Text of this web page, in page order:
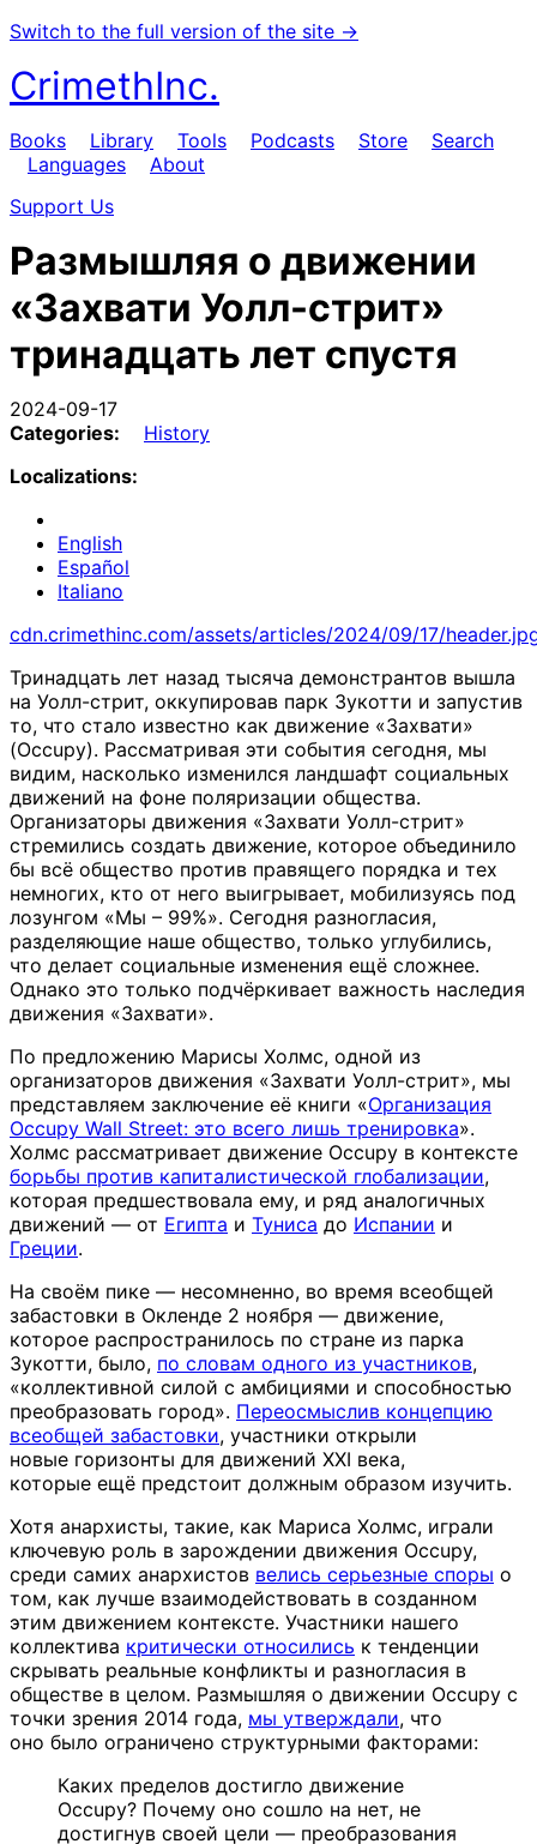
Switch to the full version of the site →
CrimethInc.
Books Library Tools Podcasts Store
Search
Languages
About
Support Us
Размышляя о движении
«Захвати Уолл-стрит»
тринадцать лет спустя
2024-09-17
Categories:
History
Localizations:
English
Español
Italiano
cdn.crimethinc.com/assets/articles/2024/09/17/
Тринадцать лет назад тысяча демонстрантов вышла
на Уолл-стрит, оккупировав парк Зукотти и запустив
то, что стало известно как движение «Захвати»
(Occupy). Рассматривая эти события сегодня, мы
видим, насколько изменился ландшафт социальных
движений на фоне поляризации общества.
Организаторы движения «Захвати Уолл-стрит»
стремились создать движение, которое объединило
бы всё общество против правящего порядка и тех
немногих, кто от него выигрывает, мобилизуясь под
лозунгом «Мы – 99%». Сегодня разногласия,
разделяющие наше общество, только углубились,
что делает социальные изменения ещё сложнее.
Однако это только подчёркивает важность наследия
движения «Захвати».
По предложению Марисы Холмс, одной из
организаторов движения «Захвати Уолл-стрит», мы
представляем заключение её книги «Организация
Occupy Wall Street: это всего лишь тренировка».
Холмс рассматривает движение Occupy в контексте
борьбы против капиталистической глобализации,
которая предшествовала ему, и ряд аналогичных
движений — от Египта и Туниса до Испании и
Греции.
На своём пике — несомненно, во время всеобщей
забастовки в Окленде 2 ноября — движение,
которое распространилось по стране из парка
Зукотти, было, по словам одного из участников,
«коллективной силой с амбициями и способностью
преобразовать город». Переосмыслив концепцию
всеобщей забастовки, участники открыли
новые горизонты для движений XXI века,
которые ещё предстоит должным образом изучить.
Хотя анархисты, такие, как Мариса Холмс, играли
ключевую роль в зарождении движения Occupy,
среди самих анархистов велись серьезные споры о
том, как лучше взаимодействовать в созданном
этим движением контексте. Участники нашего
коллектива критически относились к тенденции
скрывать реальные конфликты и разногласия в
обществе в целом. Размышляя о движении Occupy с
точки зрения 2014 года, мы утверждали, что
оно было ограничено структурными факторами:
Каких пределов достигло движение
Occupy? Почему оно сошло на нет, не
достигнув своей цели — преобразования